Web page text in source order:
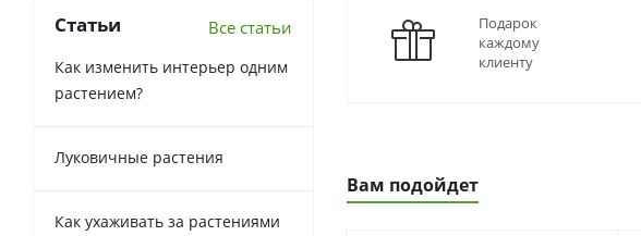
Подарок
каждому
клиенту
Вам подойдет
Статьи Все статьи
Как изменить интерьер одним
растением?
Луковичные растения
Как ухаживать за растениями